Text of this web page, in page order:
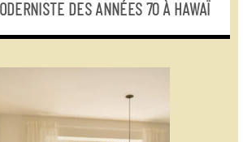
DES ANNÉES 70 À HAWAÏ